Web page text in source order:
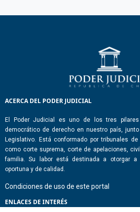
ACERCA DEL PODER JUDICIAL
El Poder Judicial es uno de los tres
democrático de derecho en nuestro país,
Legislativo. Está conformado por tribunales
como corte suprema, corte de apelaciones,
familia. Su labor está destinada a otorgar
oportuna y de calidad.
Condiciones de uso de este portal
ENLACES DE INTERÉS